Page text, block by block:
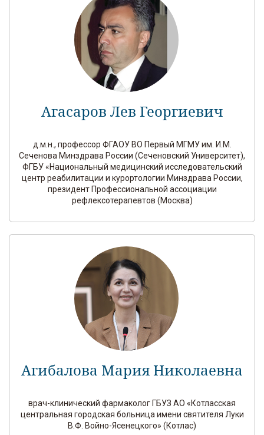
Агасаров Лев Георгиевич
д.м.н., профессор ФГАОУ ВО Первый МГМУ им. И.М.
Сеченова Минздрава России (Сеченовский Университет),
ФГБУ «Национальный медицинский исследовательский
центр реабилитации и курортологии Минздрава России,
президент Профессиональной ассоциации
рефлексотерапевтов (Москва)
Агибалова Мария Николаевна
врач-клинический фармаколог ГБУЗ АО «Котласская
центральная городская больница имени святителя Луки
В.Ф. Войно-Ясенецкого» (Котлас)